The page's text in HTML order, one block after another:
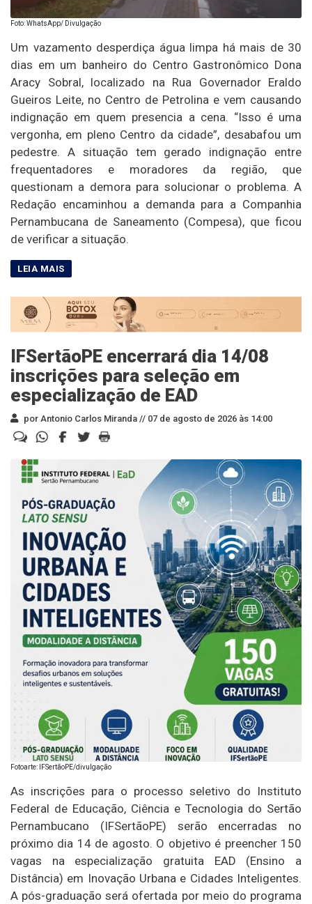
Foto: WhatsApp/ Divulgação
Um vazamento desperdiça água limpa há mais de 30
dias em um banheiro do Centro Gastronômico Dona
Aracy Sobral, localizado na Rua Governador Eraldo
Gueiros Leite, no Centro de Petrolina e vem causando
indignação em quem presencia a cena. “Isso é uma
vergonha, em pleno Centro da cidade”, desabafou um
pedestre. A situação tem gerado indignação entre
frequentadores e moradores da região, que
questionam a demora para solucionar o problema. A
Redação encaminhou a demanda para a Companhia
Pernambucana de Saneamento (Compesa), que ficou
de verificar a situação.
IFSertãoPE encerrará dia 14/08
inscrições para seleção em
especialização de EAD
por Antonio Carlos Miranda // 07 de agosto de 2026 às 14:00
Fotoarte: IFSertãoPE/divulgação
As inscrições para o processo seletivo do Instituto
Federal de Educação, Ciência e Tecnologia do Sertão
Pernambucano (IFSertãoPE) serão encerradas no
próximo dia 14 de agosto. O objetivo é preencher 150
vagas na especialização gratuita EAD (Ensino a
Distância) em Inovação Urbana e Cidades Inteligentes.
A pós-graduação será ofertada por meio do programa